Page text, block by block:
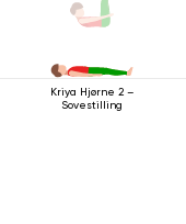
Kriya Hjørne 2 –
Sovestilling